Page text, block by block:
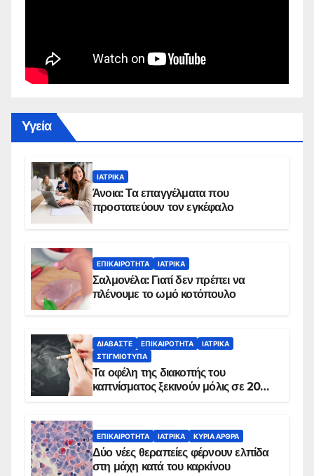
Yγεία
ΙΑΤΡΙΚΆ
Άνοια: Τα επαγγέλματα που
προστατεύουν τον εγκέφαλο
ΕΠΙΚΑΙΡΌΤΗΤΑ ΙΑΤΡΙΚΆ
Σαλμονέλα: Γιατί δεν πρέπει να
πλένουμε το ωμό κοτόπουλο
ΔΙΑΒΆΣΤΕ ΕΠΙΚΑΙΡΌΤΗΤΑ
ΙΑΤΡΙΚΆ
ΣΤΙΓΜΙΌΤΥΠΑ
Τα οφέλη της διακοπής του
καπνίσματος ξεκινούν μόλις σε 20
ΕΠΙΚΑΙΡΌΤΗΤΑ ΙΑΤΡΙΚΆ ΚΥΡΙΑ ΑΡΘΡΑ
Δύο νέες θεραπείες φέρνουν ελπίδα
στη μάχη κατά του καρκίνου